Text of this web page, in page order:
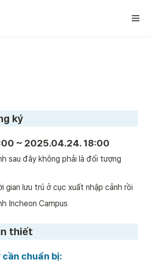
ký
~ 2025.04.24. 18:00
sau đây không phải là đối tượng
gian lưu trú ở cục xuất nhập cảnh rồi
Incheon Campus
thiết
chuẩn bị: